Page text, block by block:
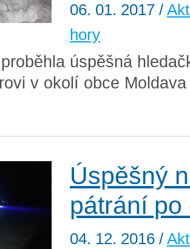
06. 01. 2017 /
hory
úspěšná
v okolí obce
Úspěšný
pátrání po
04. 12. 2016 /